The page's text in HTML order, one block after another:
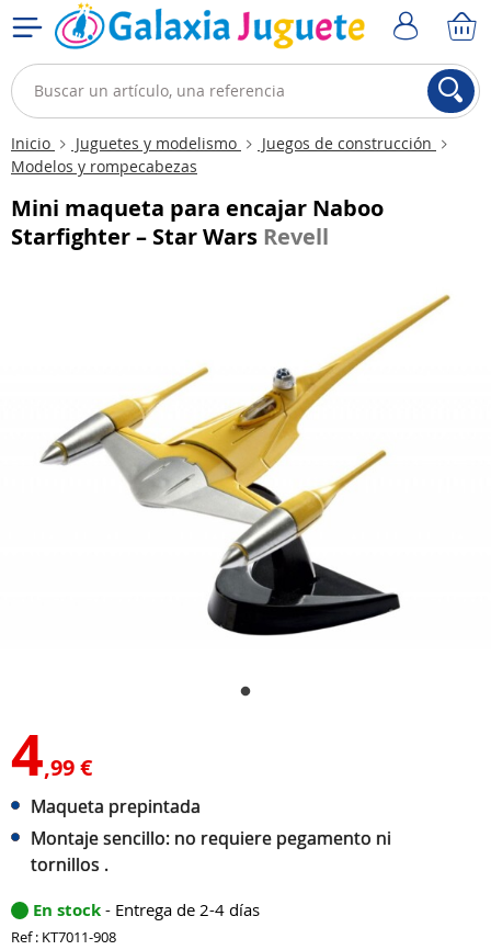
Inicio Juguetes y modelismo
Juegos de construcción
Modelos y rompecabezas
Mini maqueta para encajar Naboo
Starfighter – Star Wars Revell
4,99 €
Maqueta prepintada
Montaje sencillo: no requiere pegamento ni
tornillos .
En stock - Entrega de 2-4 días
Ref : KT7011-908